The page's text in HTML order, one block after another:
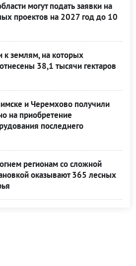
могут подать заявки на
проектов на 2027 год до 10
к землям, на которых
38,1 тысячи гектаров
и Черемхово получили
на приобретение
последнего
регионам со сложной
оказывают 365 лесных